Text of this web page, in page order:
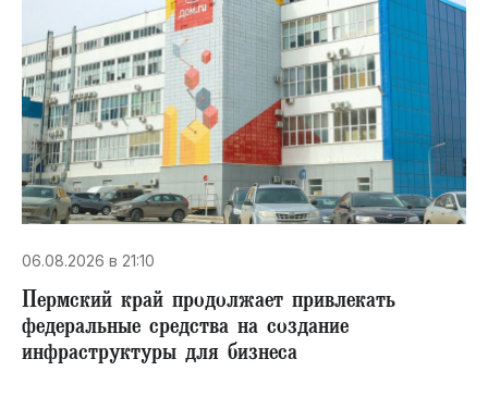
06.08.2026 в 21:10
Пермский край продолжает привлекать
федеральные средства на создание
инфраструктуры для бизнеса